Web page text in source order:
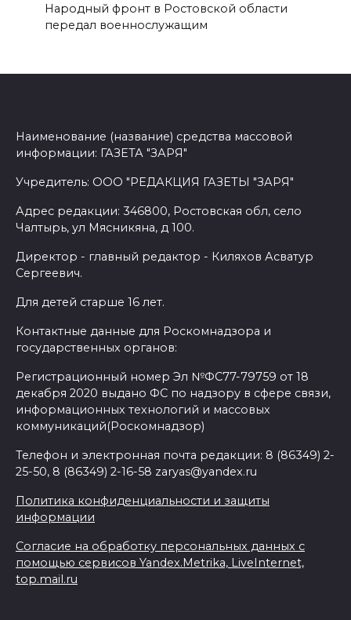
Народный фронт в Ростовской области
передал военнослужащим
Наименование (название) средства массовой
информации: ГАЗЕТА "ЗАРЯ"
Учредитель: ООО "РЕДАКЦИЯ ГАЗЕТЫ "ЗАРЯ"
Адрес редакции: 346800, Ростовская обл, село
Чалтырь, ул Мясникяна, д 100.
Директор - главный редактор - Киляхов Асватур
Сергеевич.
Для детей старше 16 лет.
Контактные данные для Роскомнадзора и
государственных органов:
Регистрационный номер Эл №ФС77-79759 от 18
декабря 2020 выдано ФС по надзору в сфере связи,
информационных технологий и массовых
коммуникаций(Роскомнадзор)
Телефон и электронная почта редакции: 8 (86349) 2-
25-50, 8 (86349) 2-16-58 zaryas@yandex.ru
Политика конфиденциальности и защиты
информации
Согласие на обработку персональных данных с
помощью сервисов Yandex.Metrika, LiveInternet,
top.mail.ru